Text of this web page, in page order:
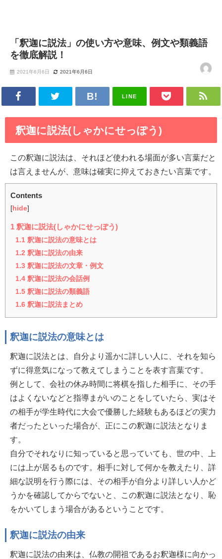
「釈迦に説法」の使い方や意味、例文や類義語
を徹底解説！
2021年6月6日 2021年6月6日
LINE
釈迦に説法(しゃかにせっぽう)
この釈迦に説法は、それほど使われる場面が多い言葉だと
は言えませんが、意味は確実に抑えておきたい言葉です。
Contents
[ hide]
1 釈迦に説法(しゃかにせっぽう)
1.1 釈迦に説法の意味とは
1.2 釈迦に説法の由来
1.3 釈迦に説法の文章・例文
1.4 釈迦に説法の会話例
1.5 釈迦に説法の類義語
1.6 釈迦に説法まとめ
釈迦に説法の意味とは
釈迦に説法とは、自分より遥かに詳しい人に、それを知ら
ずに得意気になって教えてしまうことを表す言葉です。
例として、会社の休み時間に将棋を指した相手に、その手
はよくないなどと指導まがいのことをしていたら、実はそ
の相手が学生時代に大会で優勝した経験もあるほどの実力
者だったといった場合が、正にこの釈迦に説法となりま
す。
自分でそれなりに知っていると思っていても、世の中、上
には上が居るものです。相手に対して何かを教えたり、詳
細な説明を行う際には、その相手が自分より詳しい人かど
うかを確認してからでないと、この釈迦に説法となり、恥
をかいてしまう場合があるということです。
釈迦に説法の由来
釈迦に説法の由来は、仏教の開祖であるお釈迦様に向かっ